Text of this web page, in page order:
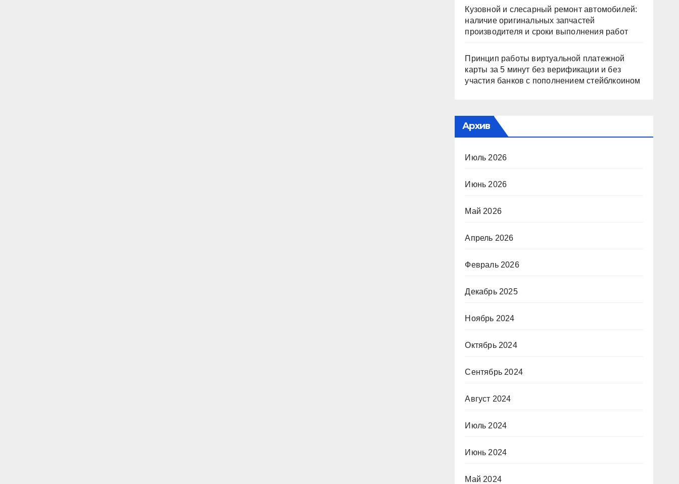
Кузовной и слесарный ремонт автомобилей:
наличие оригинальных запчастей
производителя и сроки выполнения работ
Принцип работы виртуальной платежной
карты за 5 минут без верификации и без
участия банков с пополнением стейблкоином
Архив
Июль 2026
Июнь 2026
Май 2026
Апрель 2026
Февраль 2026
Декабрь 2025
Ноябрь 2024
Октябрь 2024
Сентябрь 2024
Август 2024
Июль 2024
Июнь 2024
Май 2024